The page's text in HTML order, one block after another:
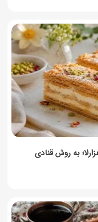
به روش قنادی
دسر کلاسیک هلو و بستنی